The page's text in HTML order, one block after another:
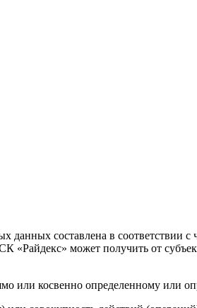
данных составлена в
может получить от
или косвенно определенному или